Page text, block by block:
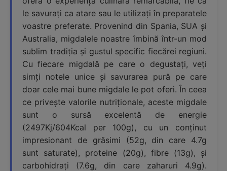
le savurați ca atare sau le utilizați în preparatele
voastre preferate. Provenind din Spania, SUA și
Australia, migdalele noastre îmbină într-un mod
sublim tradiția și gustul specific fiecărei regiuni.
Cu fiecare migdală pe care o degustați, veți
simți notele unice și savurarea pură pe care
doar cele mai bune migdale le pot oferi. În ceea
ce privește valorile nutriționale, aceste migdale
sunt o sursă excelentă de energie
(2497Kj/604Kcal per 100g), cu un conținut
impresionant de grăsimi (52g, din care 4.7g
sunt saturate), proteine (20g), fibre (13g), și
carbohidrați (7.6g, din care zaharuri 4.9g).